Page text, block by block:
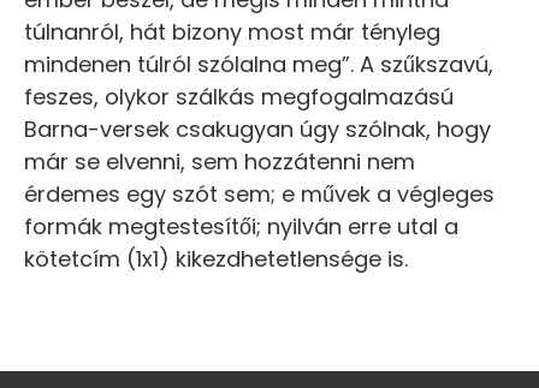
túlnanról, hát bizony most már tényleg
mindenen túlról szólalna meg”. A szűkszavú,
feszes, olykor szálkás megfogalmazású
Barna-versek csakugyan úgy szólnak, hogy
már se elvenni, sem hozzátenni nem
érdemes egy szót sem; e művek a végleges
formák megtestesítői; nyilván erre utal a
kötetcím (1x1) kikezdhetetlensége is.